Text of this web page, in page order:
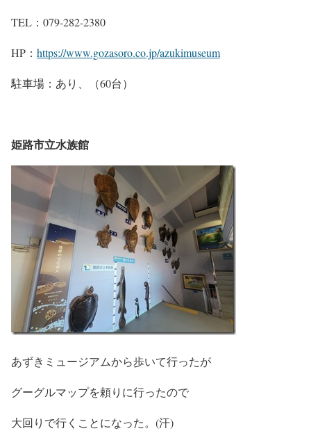
TEL：079-282-2380
HP： https://www.gozasoro.co.jp/azukimuseum
駐車場：あり、（60台）
姫路市立水族館
あずきミュージアムから歩いて行ったが
グーグルマップを頼りに行ったので
大回りで行くことになった。(汗)